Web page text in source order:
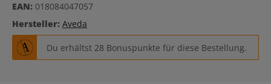
EAN: 018084047057
Hersteller: Aveda
Du erhältst 28 Bonuspunkte für diese Bestellung.